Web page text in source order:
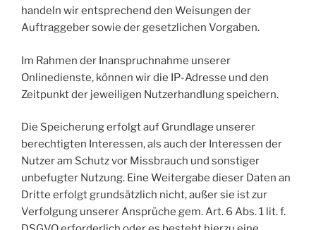
handeln wir entsprechend den Weisungen der
Auftraggeber sowie der gesetzlichen Vorgaben.
Im Rahmen der Inanspruchnahme unserer
Onlinedienste, können wir die IP-Adresse und den
Zeitpunkt der jeweiligen Nutzerhandlung speichern.
Die Speicherung erfolgt auf Grundlage unserer
berechtigten Interessen, als auch der Interessen der
Nutzer am Schutz vor Missbrauch und sonstiger
unbefugter Nutzung. Eine Weitergabe dieser Daten an
Dritte erfolgt grundsätzlich nicht, außer sie ist zur
Verfolgung unserer Ansprüche gem. Art. 6 Abs. 1 lit. f.